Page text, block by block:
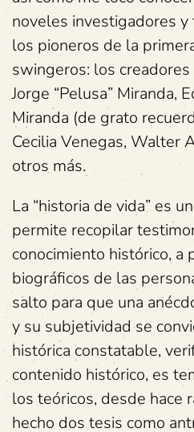
noveles investigadores
los pioneros de la
swingeros: los
Jorge “Pelusa” Miranda,
Miranda (de grato
Cecilia Venegas, Walter
otros más.
La “historia de vida” es
permite recopilar
conocimiento histórico, a
biográficos de las
salto para que una
y su subjetividad se
histórica constatable,
contenido histórico, es
los teóricos, desde hace
hecho dos tesis como